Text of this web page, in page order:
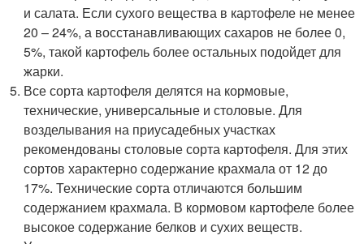
и салата. Если сухого вещества в картофеле не менее
20 – 24%, а восстанавливающих сахаров не более 0,
5%, такой картофель более остальных подойдет для
жарки.
Все сорта картофеля делятся на кормовые,
технические, универсальные и столовые. Для
возделывания на приусадебных участках
рекомендованы столовые сорта картофеля. Для этих
сортов характерно содержание крахмала от 12 до
17%. Технические сорта отличаются большим
содержанием крахмала. В кормовом картофеле более
высокое содержание белков и сухих веществ.